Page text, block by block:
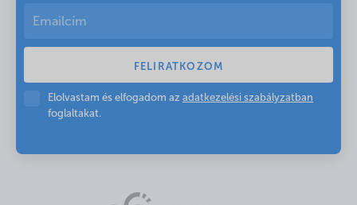
Elolvastam és elfogadom az adatkezelési szabályzatban
foglaltakat.